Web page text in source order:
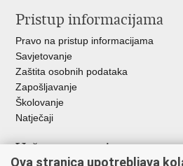
Pristup informacijama
Pravo na pristup informacijama
Savjetovanje
Zaštita osobnih podataka
Zapošljavanje
Školovanje
Natječaji
Važne poveznice
Ova stranica upotrebljava